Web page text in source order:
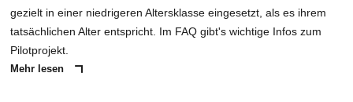
gezielt in einer niedrigeren Altersklasse eingesetzt, als es ihrem
tatsächlichen Alter entspricht. Im FAQ gibt's wichtige Infos zum
Pilotprojekt.
Mehr lesen